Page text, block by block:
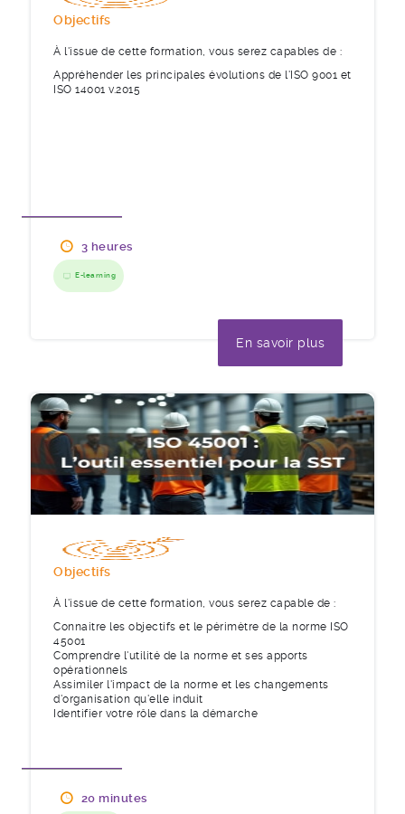
Objectifs
À l'issue de cette formation, vous serez capables de :
Appréhender les principales évolutions de l'ISO 9001 et
ISO 14001 v.2015
3 heures
E-learning
En savoir plus
Objectifs
À l'issue de cette formation, vous serez capable de :
Connaitre les objectifs et le périmètre de la norme ISO
45001
Comprendre l'utilité de la norme et ses apports
opérationnels
Assimiler l'impact de la norme et les changements
d'organisation qu'elle induit
Identifier votre rôle dans la démarche
20 minutes